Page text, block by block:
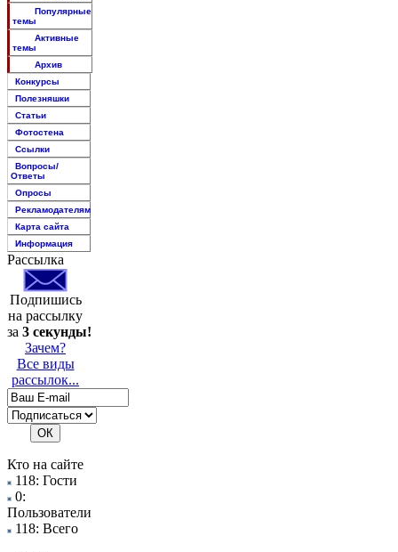
Популярные
темы
Активные
темы
Архив
Конкурсы
Полезняшки
Статьи
Фотостена
Ссылки
Вопросы/
Ответы
Опросы
Рекламодателям
Карта сайта
Информация
Рассылка
Подпишись
на рассылку
за 3 секунды!
Зачем?
Все виды
рассылок...
Кто на сайте
118: Гости
0:
Пользователи
118: Всего